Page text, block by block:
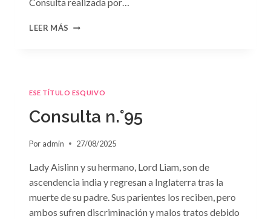
LEER MÁS CONSULTA
ESE TÍTULO ESQUIVO
Consulta n.°95
Por admin 27/08/2025
Lady Aislinn y su hermano, Lord Liam, son de
ascendencia india y regresan a Inglaterra tras la
muerte de su padre. Sus parientes los reciben, pero
ambos sufren discriminación y malos tratos debido